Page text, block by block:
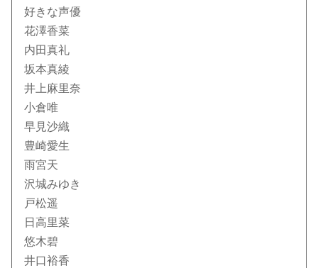
好きな声優
花澤香菜
内田真礼
坂本真綾
井上麻里奈
小倉唯
早見沙織
豊崎愛生
雨宮天
沢城みゆき
戸松遥
日高里菜
悠木碧
井口裕香